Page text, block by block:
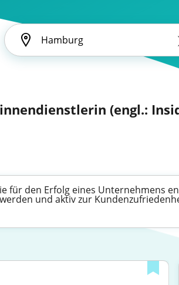
(engl.:
für den Erfolg eines Unternehmens
und aktiv zur